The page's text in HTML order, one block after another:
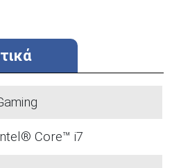
Core™ i7